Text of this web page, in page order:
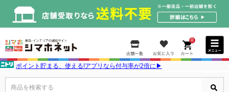
0
ポイント貯まる、使える!アプリなら付与率が2倍に▶
商品を検索する